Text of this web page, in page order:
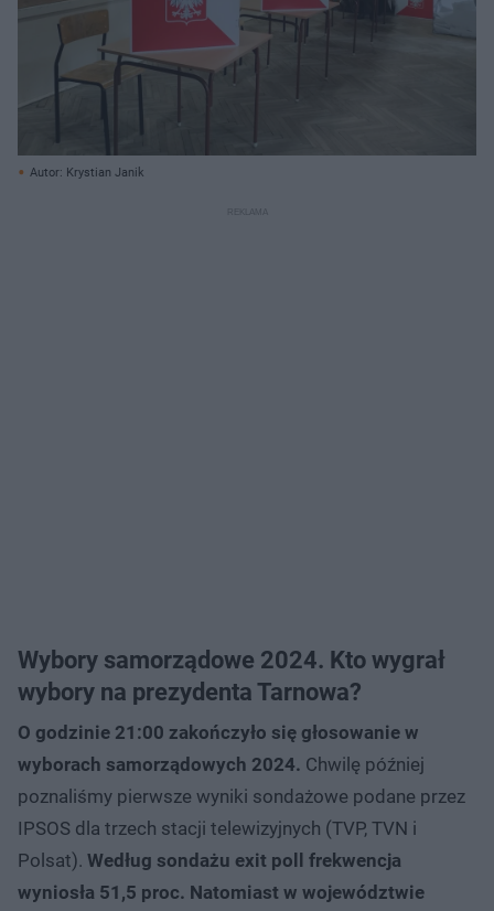
Autor: Krystian Janik
Wybory samorządowe 2024. Kto wygrał
wybory na prezydenta Tarnowa?
O godzinie 21:00 zakończyło się głosowanie w
wyborach samorządowych 2024. Chwilę później
poznaliśmy pierwsze wyniki sondażowe podane przez
IPSOS dla trzech stacji telewizyjnych (TVP, TVN i
Polsat). Według sondażu exit poll frekwencja
wyniosła 51,5 proc. Natomiast w województwie